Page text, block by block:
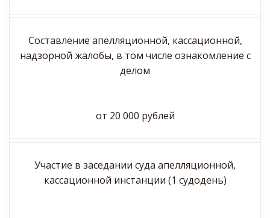
Составление апелляционной, кассационной,
надзорной жалобы, в том числе ознакомление с
делом
от 20 000 рублей
Участие в заседании суда апелляционной,
кассационной инстанции (1 судодень)